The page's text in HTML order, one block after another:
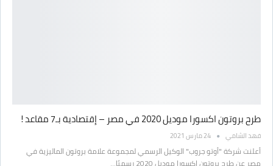
طرح بروتون اكسورا موديل 2020 في مصر – إقتصادية بـ7 مقاعد !
فهد الشامي 24 مارس 2021
أعلنت شركة "أوتو جروب" الوكيل الرسمي لمجموعة علامة بروتون الماليزية في